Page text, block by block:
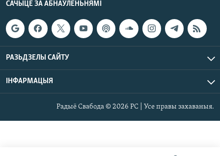
САЧЫЦЕ ЗА АБНАЎЛЕНЬНЯМІ
РАЗЬДЗЕЛЫ САЙТУ
ІНФАРМАЦЫЯ
Радыё Свабода © 2026 РС | Усе правы захаваныя.